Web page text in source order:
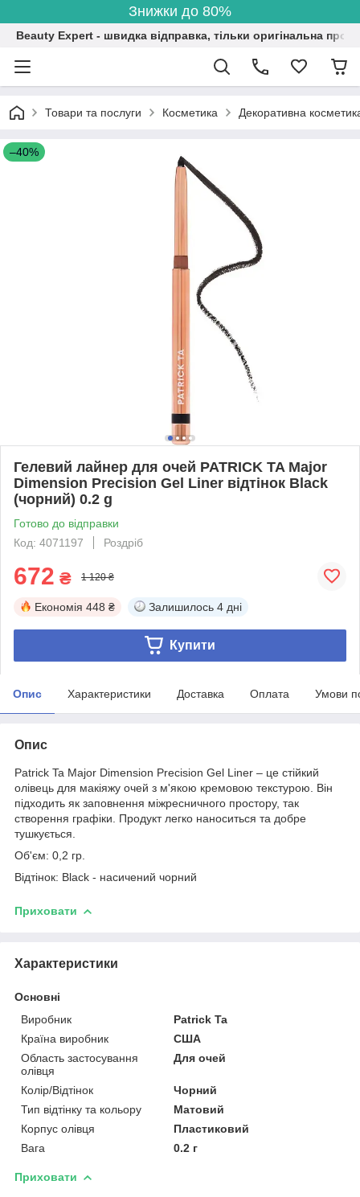
Знижки до 80%
Beauty Expert - швидка відправка, тільки оригінальна
Товари та послуги Косметика Декоративна
–40%
Гелевий лайнер для очей PATRICK TA Major
Dimension Precision Gel Liner відтінок Black
(чорний) 0.2 g
Готово до відправки
Код: 4071197
Роздріб
672 ₴ 1 120 ₴
Економія 448 ₴ Залишилось 4 дні
Купити
Опис Характеристики Доставка Оплата Умови
Опис
Patrick Ta Major Dimension Precision Gel Liner – це стійкий
олівець для макіяжу очей з м'якою кремовою текстурою. Він
підходить як заповнення міжресничного простору, так
створення графіки. Продукт легко наноситься та добре
тушкується.
Об'єм: 0,2 гр.
Відтінок: Black - насичений чорний
Приховати
Характеристики
Основні
Виробник
Patrick Ta
Країна виробник
США
Область застосування
олівця
Для очей
Колір/Відтінок
Чорний
Тип відтінку та кольору
Матовий
Корпус олівця
Пластиковий
Вага
0.2 г
Приховати